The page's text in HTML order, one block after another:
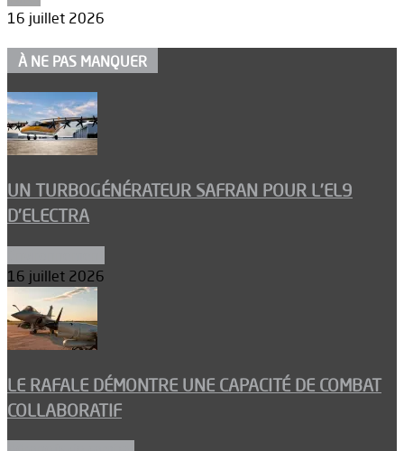
16 juillet 2026
À NE PAS MANQUER
UN TURBOGÉNÉRATEUR SAFRAN POUR L’EL9
D’ELECTRA
16 juillet 2026
LE RAFALE DÉMONTRE UNE CAPACITÉ DE COMBAT
COLLABORATIF